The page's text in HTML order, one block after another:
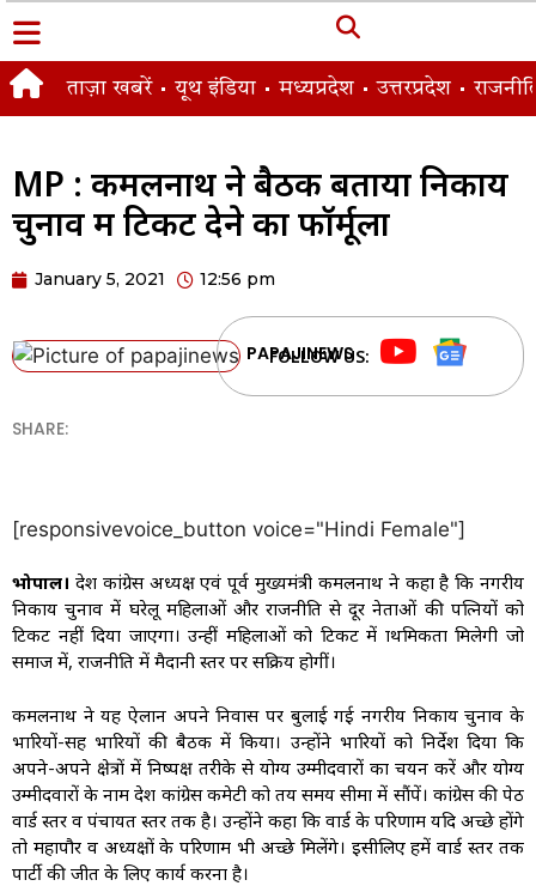
ताज़ा खबरें यूथ इंडिया मध्यप्रदेश उत्तरप्रदेश
MP : कमलनाथ ने बैठक बताया निकाय
चुनाव में टिकट देने का फॉर्मूला
January 5, 2021 12:56 pm
PAPAJINEWS
FOLLOW US:
SHARE:
[responsivevoice_button voice="Hindi Female"]
भोपाल। प्रदेश कांग्रेस अध्यक्ष एवं पूर्व मुख्यमंत्री कमलनाथ ने कहा है कि नगरीय
निकाय चुनाव में घरेलू महिलाओं और राजनीति से दूर नेताओं की पत्नियों को
टिकट नहीं दिया जाएगा। उन्हीं महिलाओं को टिकट में प्राथमिकता मिलेगी जो
समाज में, राजनीति में मैदानी स्तर पर सक्रिय होगीं।
कमलनाथ ने यह ऐलान अपने निवास पर बुलाई गई नगरीय निकाय चुनाव के
प्रभारियों-सह प्रभारियों की बैठक में किया। उन्होंने प्रभारियों को निर्देश दिया कि
अपने-अपने क्षेत्रों में निष्पक्ष तरीके से योग्य उम्मीदवारों का चयन करें और योग्य
उम्मीदवारों के नाम प्रदेश कांग्रेस कमेटी को तय समय सीमा में सौंपें। कांग्रेस की पेठ
वार्ड स्तर व पंचायत स्तर तक है। उन्होंने कहा कि वार्ड के परिणाम यदि अच्छे होंगे
तो महापौर व अध्यक्षों के परिणाम भी अच्छे मिलेंगे। इसीलिए हमें वार्ड स्तर तक
पार्टी की जीत के लिए कार्य करना है।